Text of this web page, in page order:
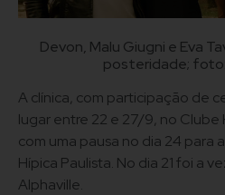
Devon, Malu Giugni e Eva
posteridade;
A clínica, com participação de
lugar entre 22 e 27/9, no Clube
com uma pausa no dia 24 para
Hípica Paulista. No dia 21 foi a
Alphaville.